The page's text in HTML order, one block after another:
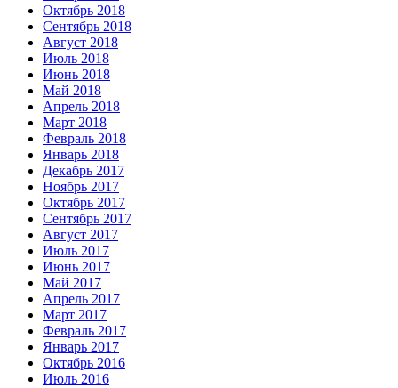
Октябрь 2018
Сентябрь 2018
Август 2018
Июль 2018
Июнь 2018
Май 2018
Апрель 2018
Март 2018
Февраль 2018
Январь 2018
Декабрь 2017
Ноябрь 2017
Октябрь 2017
Сентябрь 2017
Август 2017
Июль 2017
Июнь 2017
Май 2017
Апрель 2017
Март 2017
Февраль 2017
Январь 2017
Октябрь 2016
Июль 2016